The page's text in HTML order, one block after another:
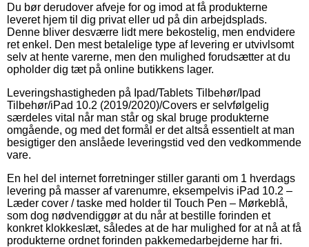
Du bør derudover afveje for og imod at få produkterne
leveret hjem til dig privat eller ud på din arbejdsplads.
Denne bliver desværre lidt mere bekostelig, men endvidere
ret enkel. Den mest betalelige type af levering er utvivlsomt
selv at hente varerne, men den mulighed forudsætter at du
opholder dig tæt på online butikkens lager.
Leveringshastigheden på Ipad/Tablets Tilbehør/Ipad
Tilbehør/iPad 10.2 (2019/2020)/Covers er selvfølgelig
særdeles vital når man står og skal bruge produkterne
omgående, og med det formål er det altså essentielt at man
besigtiger den anslåede leveringstid ved den vedkommende
vare.
En hel del internet forretninger stiller garanti om 1 hverdags
levering på masser af varenumre, eksempelvis iPad 10.2 –
Læder cover / taske med holder til Touch Pen – Mørkeblå,
som dog nødvendiggør at du når at bestille forinden et
konkret klokkeslæt, således at de har mulighed for at nå at få
produkterne ordnet forinden pakkemedarbejderne har fri.